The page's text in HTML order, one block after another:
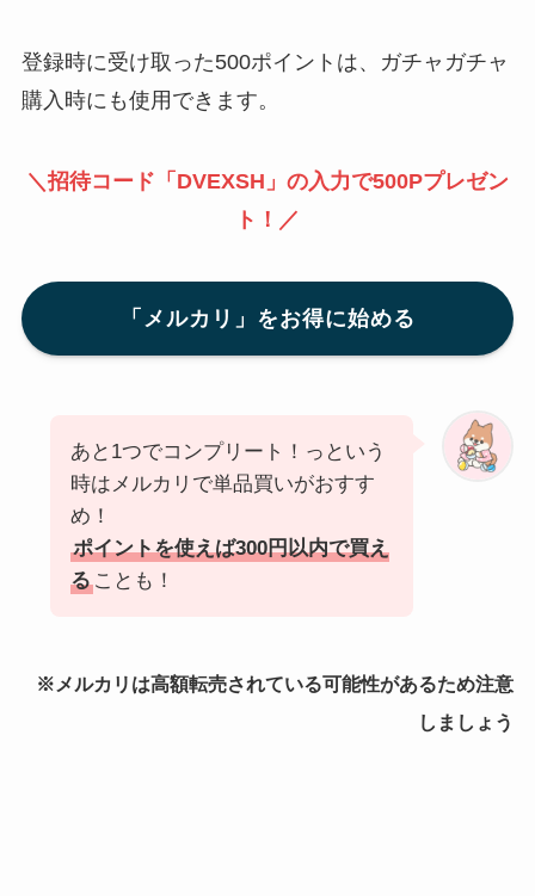
登録時に受け取った500ポイントは、ガチャガチャ
購入時にも使用できます。
＼招待コード「DVEXSH」の入力で500Pプレゼン
ト！／
「メルカリ」をお得に始める
あと1つでコンプリート！っという
時はメルカリで単品買いがおすす
め！
ポイントを使えば300円以内で買え
ることも！
※メルカリは高額転売されている可能性があるため注意
しましょう